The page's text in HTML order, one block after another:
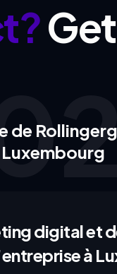
de
Luxembourg
digital et
à